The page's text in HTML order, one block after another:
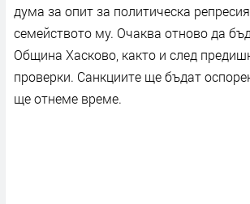
дума за опит за политическа
семейството му. Очаква отново да
Община Хасково, както и след
проверки. Санкциите ще бъдат
ще отнеме време.